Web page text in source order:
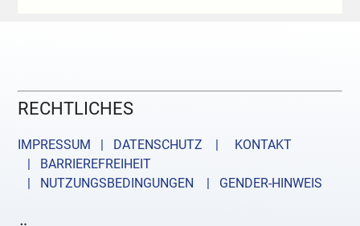
RECHTLICHES
IMPRESSUM | DATENSCHUTZ |
KONTAKT
| BARRIEREFREIHEIT
| NUTZUNGSBEDINGUNGEN
| GENDER-HINWEIS